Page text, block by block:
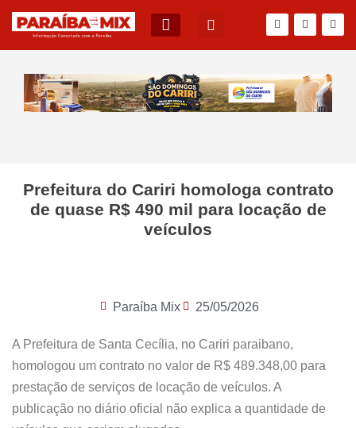
Prefeitura do Cariri homologa contrato
de quase R$ 490 mil para locação de
veículos
Paraíba Mix 25/05/2026
A Prefeitura de Santa Cecília, no Cariri paraibano,
homologou um contrato no valor de R$ 489.348,00 para
prestação de serviços de locação de veículos. A
publicação no diário oficial não explica a quantidade de